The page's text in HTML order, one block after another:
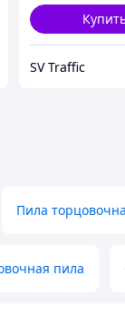
SV Traffic
Пила
пила